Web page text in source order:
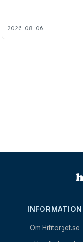
2026-08-06
INFORMATION
Om Hifitorget.se